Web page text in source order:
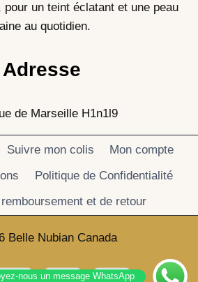
pour un teint éclatant et une peau
au quotidien.
Adresse
de Marseille H1n1l9
Suivre mon colis
Mon compte
Politique de Confidentialité
et de retour
Belle Nubian Canada
nous un message WhatsApp